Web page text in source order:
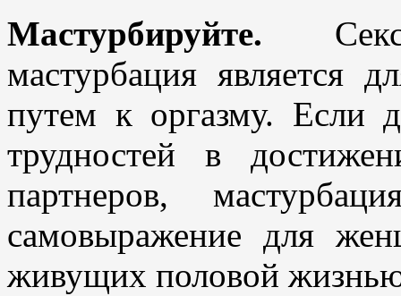
Мастурбируйте.
мастурбация является
путем к оргазму. Если
трудностей в
партнеров,
самовыражение для
живущих половой